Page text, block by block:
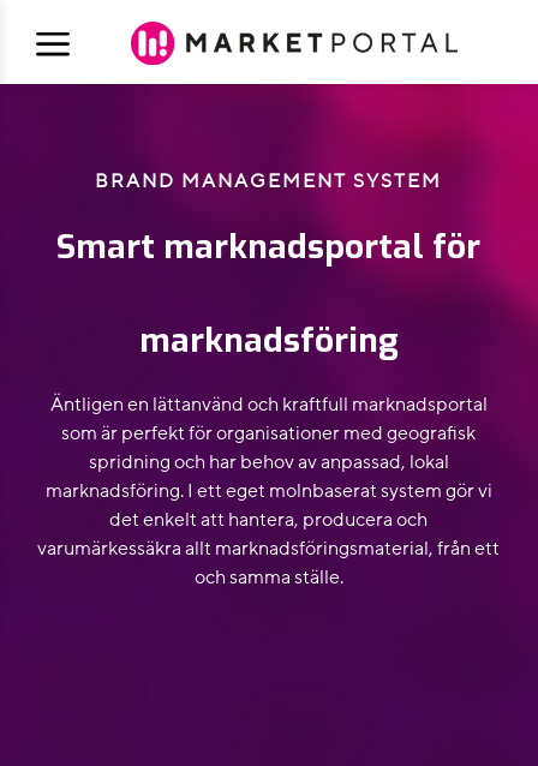
a
BRAND MANAGEMENT SYSTEM
Smart marknadsportal för
marknadsföring
Äntligen en lättanvänd och kraftfull marknadsportal
som är perfekt för organisationer med geografisk
spridning och har behov av anpassad, lokal
marknadsföring. I ett eget molnbaserat system gör vi
det enkelt att hantera, producera och
varumärkessäkra allt marknadsföringsmaterial, från ett
och samma ställe.